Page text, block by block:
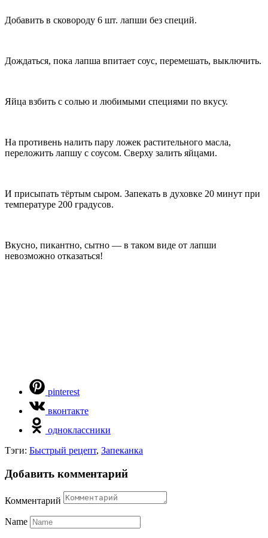
Добавить в сковороду 6 шт. лапши без специй.
Дождаться, пока лапша впитает соус, перемешать, выключить.
Яйца взбить с солью и любимыми специями по вкусу.
На противень налить пару ложек растительного масла,
переложить лапшу с соусом. Сверху залить яйцами.
И присыпать тёртым сыром. Запекать в духовке 20 минут при
температуре 200 градусов.
Вкусно, пикантно, сытно — в таком виде от лапши
невозможно отказаться!
pinterest
вконтакте
одноклассники
Тэги: Быстрый рецепт, Запеканка
Добавить комментарий
Комментарий
Name